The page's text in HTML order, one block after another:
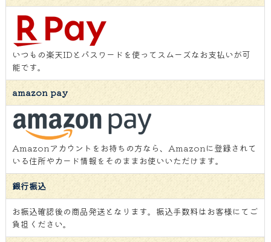
いつもの楽天IDとパスワードを使ってスムーズなお支払いが可
能です。
amazon pay
Amazonアカウントをお持ちの方なら、Amazonに登録されて
いる住所やカード情報をそのままお使いいただけます。
銀行振込
お振込確認後の商品発送となります。振込手数料はお客様にてご
負担ください。